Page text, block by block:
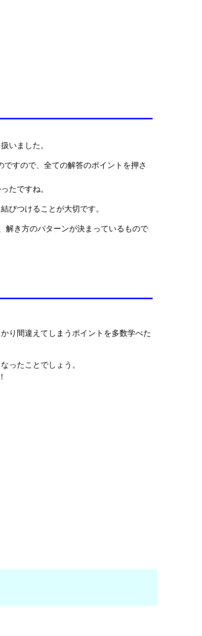
いました。
すので、全ての解答のポイントを押さ
たですね。
びつけることが大切です。
解き方のパターンが決まっているもので
り間違えてしまうポイントを多数学べた
ったことでしょう。